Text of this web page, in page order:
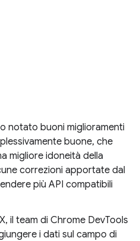
notato buoni miglioramenti
buone, che
migliore idoneità della
correzioni apportate dal
più API compatibili
il team di Chrome DevTools
i dati sul campo di